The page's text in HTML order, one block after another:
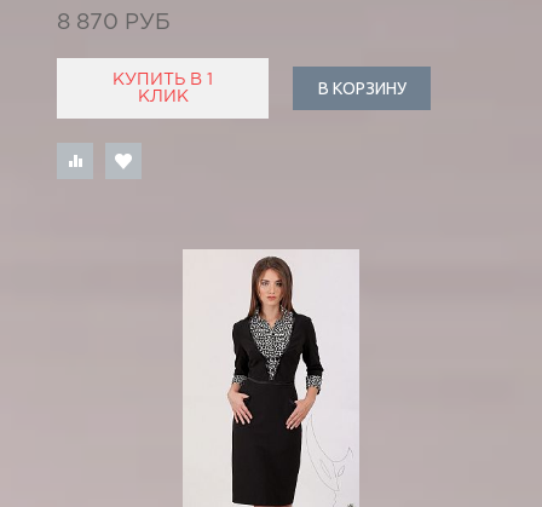
8 870 РУБ
КУПИТЬ В 1
КЛИК
В КОРЗИНУ